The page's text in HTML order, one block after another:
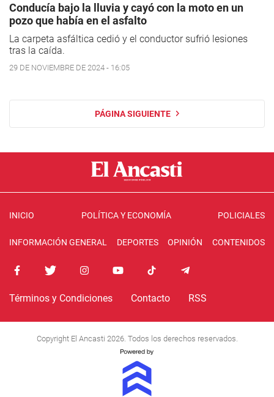
Conducía bajo la lluvia y cayó con la moto en un
pozo que había en el asfalto
La carpeta asfáltica cedió y el conductor sufrió lesiones
tras la caída.
29 DE NOVIEMBRE DE 2024 - 16:05
PÁGINA SIGUIENTE
INICIO POLÍTICA Y ECONOMÍA POLICIALES
INFORMACIÓN GENERAL DEPORTES OPINIÓN CONTENIDOS
Términos y Condiciones Contacto RSS
Copyright El Ancasti 2026. Todos los derechos reservados.